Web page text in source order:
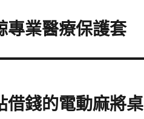
專業醫療保護套
借錢的電動麻將桌